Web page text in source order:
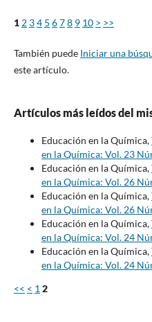
1 2 34 5 678 9 10 > >>
También puede Iniciar una
este artículo.
Artículos más leídos del
Educación en la Química,
en la Química: Vol. 23
Educación en la Química,
en la Química: Vol. 26
Educación en la Química,
en la Química: Vol. 26
Educación en la Química,
en la Química: Vol. 24
Educación en la Química,
en la Química: Vol. 24
<< < 1 2